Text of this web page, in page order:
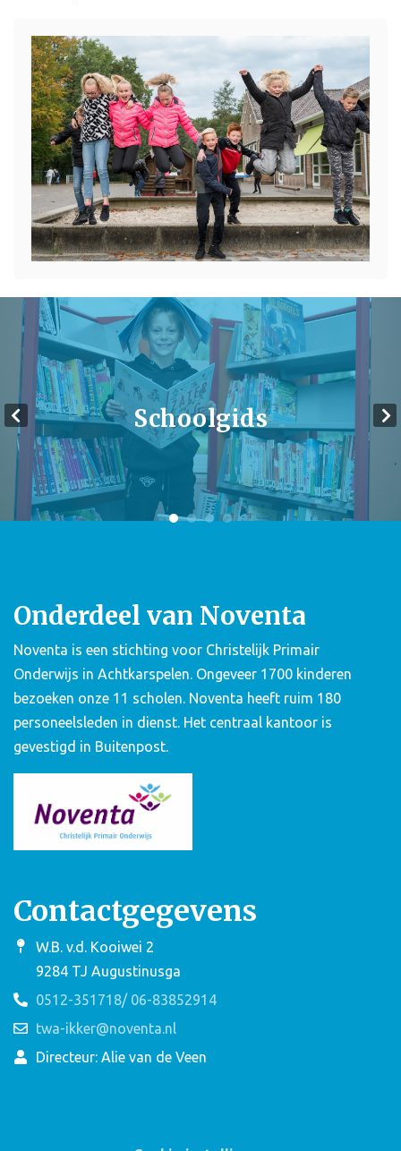
Schoolgids
Onderdeel van Noventa
Noventa is een stichting voor Christelijk Primair
Onderwijs in Achtkarspelen. Ongeveer 1700 kinderen
bezoeken onze 11 scholen. Noventa heeft ruim 180
personeelsleden in dienst. Het centraal kantoor is
gevestigd in Buitenpost.
Contactgegevens
W.B. v.d. Kooiwei 2
9284 TJ Augustinusga
0512-351718/ 06-83852914
twa-ikker@noventa.nl
Directeur: Alie van de Veen